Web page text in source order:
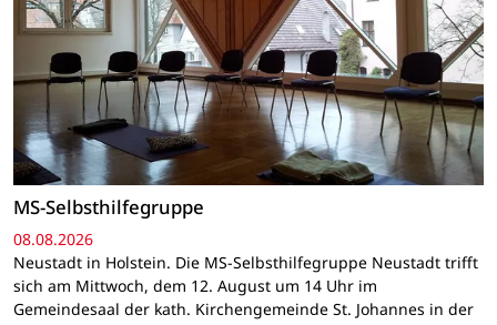
MS-Selbsthilfegruppe
08.08.2026
Neustadt in Holstein. Die MS-Selbsthilfegruppe Neustadt trifft
sich am Mittwoch, dem 12. August um 14 Uhr im
Gemeindesaal der kath. Kirchengemeinde St. Johannes in der